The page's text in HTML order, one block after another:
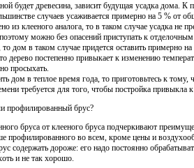
будет древесина, зависит будущая усадка дома.
случаев усаживается примерно на 5 % от
из клееного аналога, то в таком случае усадка
можно без опасений приступать к
дом в таком случае придется оставить примерно
дерево постепенно привыкает к изменению
просыхать.
дом в теплое время года, то приготовьтесь к
требуется для того, чтобы постройка привыкла
профилированный брус?
бруса от клееного бруса подчеркивают
профилированного во всем, кроме цены и
содержать дороже: его надо постоянно
и не так хорошо.